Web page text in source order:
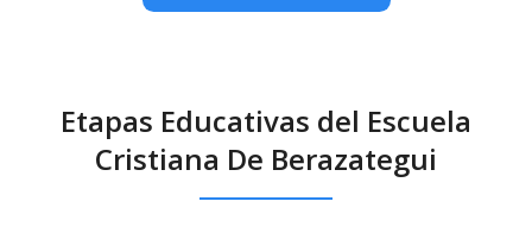
Etapas Educativas del Escuela
Cristiana De Berazategui